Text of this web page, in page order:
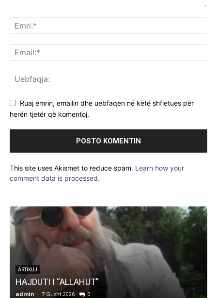
Ruaj emrin, emailin dhe uebfaqen në këtë shfletues për
herën tjetër që komentoj.
This site uses Akismet to reduce spam. Learn how your
comment data is processed.
ARTIKUJ
HAJDUTI I “ALLAHUT”
admin - 7 Gusht 2026 0